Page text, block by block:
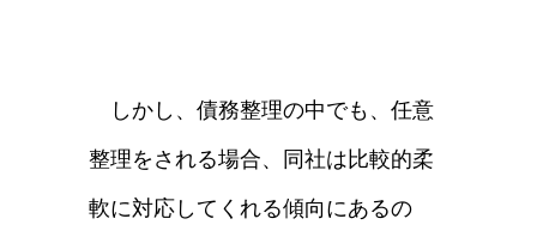
しかし、債務整理の中でも、任意
整理をされる場合、同社は比較的柔
軟に対応してくれる傾向にあるの